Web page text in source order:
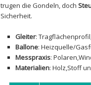
trugen ​die Gondeln,⁢ doch
Sicherheit.
Gleiter:
Ballone: Heizquelle/
Messpraxis:
Materialien: Holz,Stoff